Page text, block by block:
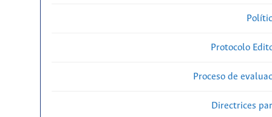
Protocolo
Proceso de
Directrices